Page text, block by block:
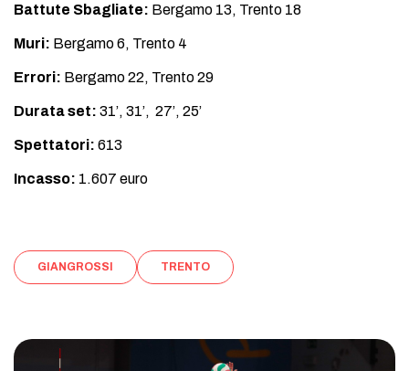
Battute Sbagliate: Bergamo 13, Trento 18
Muri: Bergamo 6, Trento 4
Errori: Bergamo 22, Trento 29
Durata set: 31’, 31’, 27’, 25’
Spettatori: 613
Incasso: 1.607 euro
GIANGROSSI TRENTO